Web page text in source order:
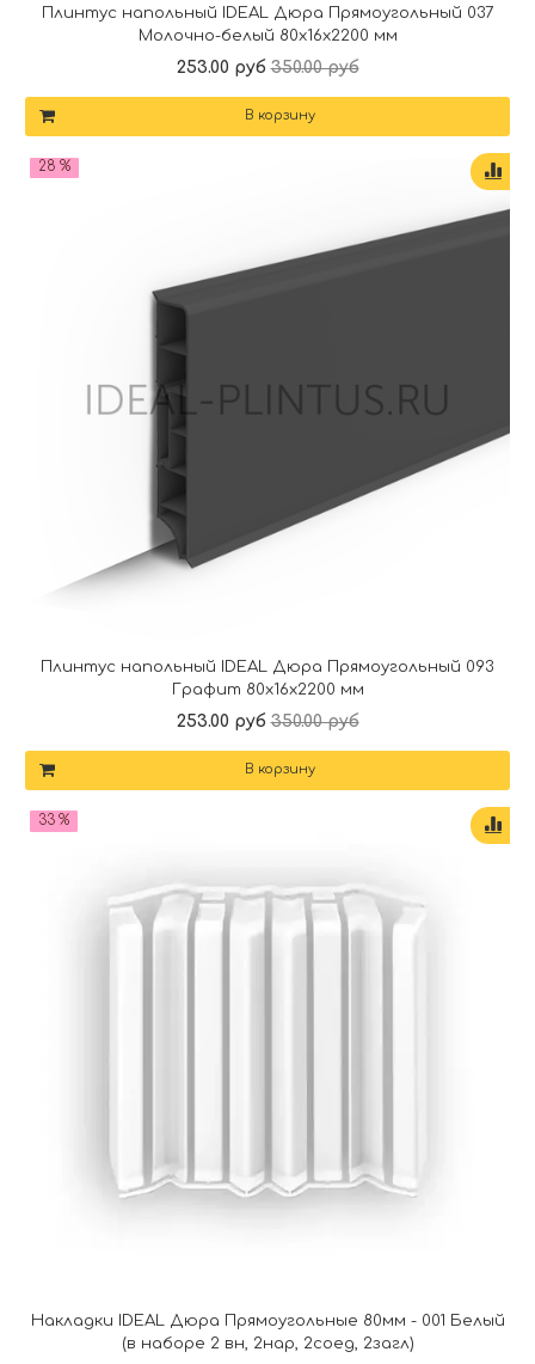
Плинтус напольный IDEAL Дюра Прямоугольный 037
Молочно-белый 80x16x2200 мм
253.00 руб 350.00 руб
В корзину
28 %
Плинтус напольный IDEAL Дюра Прямоугольный 093
Графит 80x16x2200 мм
253.00 руб 350.00 руб
В корзину
33 %
Накладки IDEAL Дюра Прямоугольные 80мм - 001 Белый
(в наборе 2 вн, 2нар, 2соед, 2загл)